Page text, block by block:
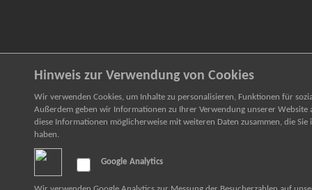
Hinweis zur Verwendung von Cookies
Wir verwenden Cookies, um Inhalte zu personalisieren, Funktionen für
Außerdem geben wir Informationen zu Ihrer Verwendung unserer
diese Informationen möglicherweise mit weiteren Daten zusammen, die
haben.
Google Analytics